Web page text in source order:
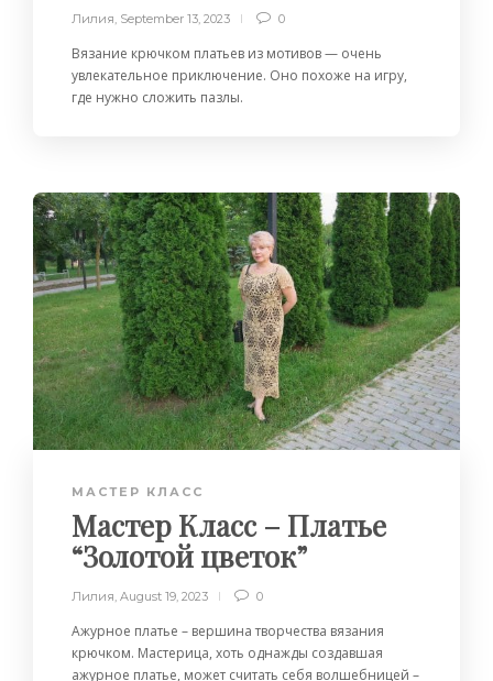
Лилия, September 13, 2023 0
Вязание крючком платьев из мотивов — очень
увлекательное приключение. Оно похоже на игру,
где нужно сложить пазлы.
МАСТЕР КЛАСС
Мастер Класс – Платье
“Золотой цветок”
Лилия, August 19, 2023 0
Ажурное платье – вершина творчества вязания
крючком. Мастерица, хоть однажды создавшая
ажурное платье, может считать себя волшебницей –